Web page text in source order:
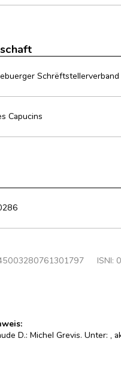
Capucins
ISNI:
D.: Michel Grevis. Unter: ,